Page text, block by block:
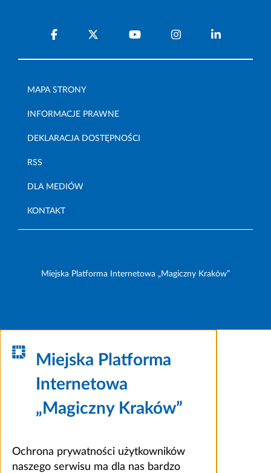
MAPA STRONY
INFORMACJE PRAWNE
DEKLARACJA DOSTĘPNOŚCI
RSS
DLA MEDIÓW
KONTAKT
Miejska Platforma Internetowa „Magiczny Kraków”
Miejska Platforma
Internetowa
„Magiczny Kraków”
Ochrona prywatności użytkowników
naszego serwisu ma dla nas bardzo